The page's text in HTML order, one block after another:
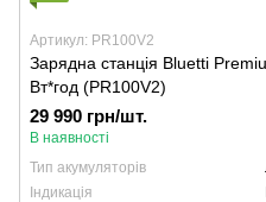
Артикул: PR100V2
Зарядна станція Bluetti
Вт*год (PR100V2)
29 990 грн/шт.
В наявності
Тип акумуляторів
Індикація